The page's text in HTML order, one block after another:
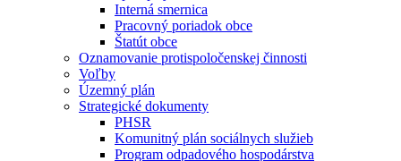
Interná smernica
Pracovný poriadok obce
Štatút obce
Oznamovanie protispoločenskej činnosti
Voľby
Územný plán
Strategické dokumenty
PHSR
Komunitný plán sociálnych služieb
Program odpadového hospodárstva